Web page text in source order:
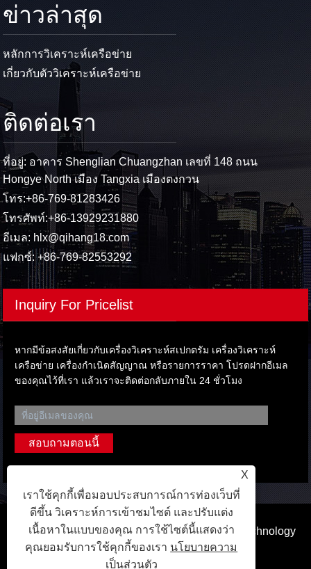
ข่าวล่าสุด
หลักการวิเคราะห์เครือข่าย
เกี่ยวกับตัววิเคราะห์เครือข่าย
ติดต่อเรา
ที่อยู่: อาคาร Shenglian Chuangzhan เลขที่ 148 ถนน
Hongye North เมือง Tangxia เมืองตงกวน
โทร:+86-769-81283426
โทรศัพท์:+86-13929231880
อีเมล: hlx@qihang18.com
แฟกซ์: +86-769-82553292
Inquiry For Pricelist
หากมีข้อสงสัยเกี่ยวกับเครื่องวิเคราะห์สเปกตรัม เครื่องวิเคราะห์
เครือข่าย เครื่องกำเนิดสัญญาณ หรือรายการราคา โปรดฝากอีเมล
ของคุณไว้ที่เรา แล้วเราจะติดต่อกลับภายใน 24 ชั่วโมง
ลิขสิทธิ์ © 2023 Dongguan Qihang Electronic Technology
Co.,Ltd. สงวนลิขสิทธิ์.
X
เราใช้คุกกี้เพื่อมอบประสบการณ์การท่องเว็บที่
ดีขึ้น วิเคราะห์การเข้าชมไซต์ และปรับแต่ง
เนื้อหาในแบบของคุณ การใช้ไซต์นี้แสดงว่า
คุณยอมรับการใช้คุกกี้ของเรา นโยบายความ
เป็นส่วนตัว